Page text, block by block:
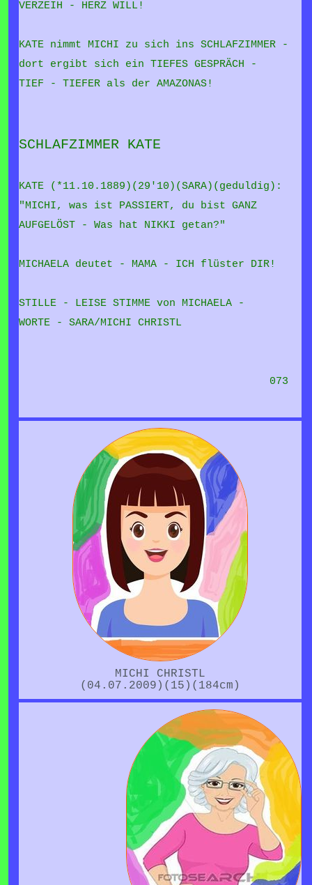
VERZEIH - HERZ WILL!
KATE nimmt MICHI zu sich ins SCHLAFZIMMER -
dort ergibt sich ein TIEFES GESPRÄCH -
TIEF - TIEFER als der AMAZONAS!
SCHLAFZIMMER KATE
KATE (*11.10.1889)(29'10)(SARA)(geduldig):
"MICHI, was ist PASSIERT, du bist GANZ
AUFGELÖST - Was hat NIKKI getan?"
MICHAELA deutet - MAMA - ICH flüster DIR!
STILLE - LEISE STIMME von MICHAELA -
WORTE - SARA/MICHI CHRISTL
073
MICHI CHRISTL
(04.07.2009)(15)(184cm)